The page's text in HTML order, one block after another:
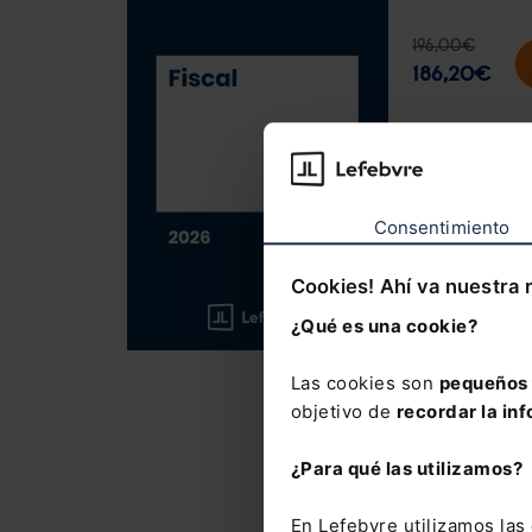
Consentimiento
Cookies! Ahí va nuestra
¿Qué es una cookie?
Las cookies son
objetivo de recordar la
¿Para qué las utilizamos?
En Lefebvre utilizamos las
196,00€
186,20€
Incluye
citasa la
Primera
La
número